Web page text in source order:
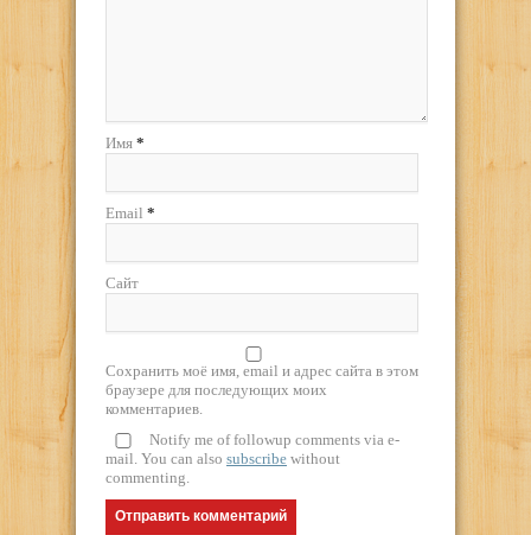
Имя *
Email *
Сайт
Сохранить моё имя, email и адрес сайта в этом
браузере для последующих моих
комментариев.
Notify me of followup comments via e-
mail. You can also subscribe without
commenting.